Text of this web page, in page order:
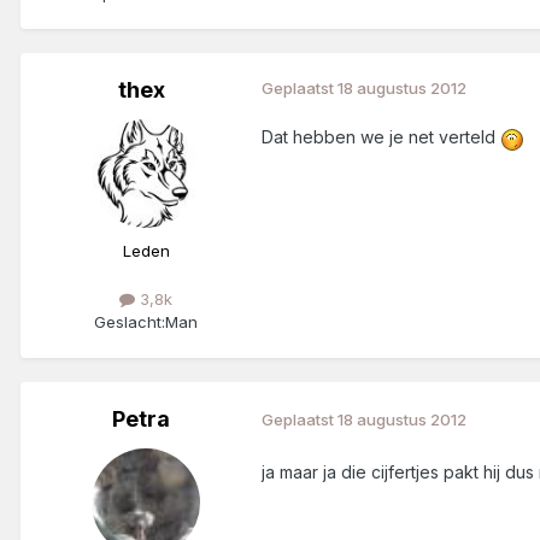
thex
Leden
3,8k
Geslacht:Man
Geplaatst18 augustus 2012
Dat hebben we je net verteld
Petra Geplaatst18 augustus 2012
ja maar ja die cijfertjes pakt hij